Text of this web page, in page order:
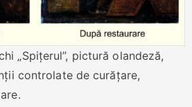
„Spițerul”, pictură olandeză,
controlate de curățare,